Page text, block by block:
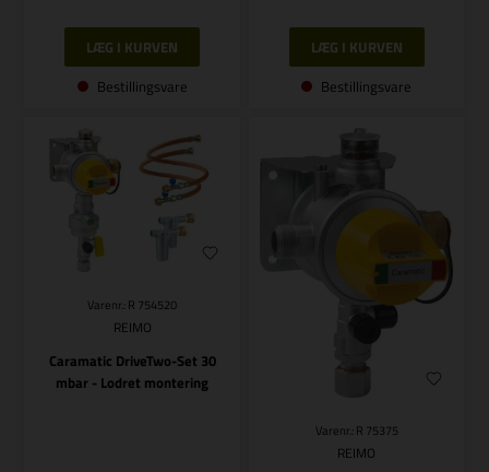
Bestillingsvare Bestillingsvare
Varenr.: R 754520
REIMO
Caramatic DriveTwo-Set 30
mbar - Lodret montering
Varenr.: R 75375
REIMO